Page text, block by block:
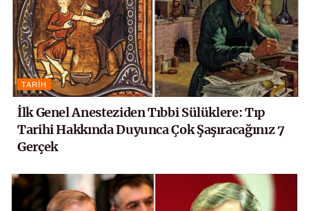
TARIH
İlk Genel Anesteziden Tıbbi Sülüklere: Tıp
Tarihi Hakkında Duyunca Çok Şaşıracağınız 7
Gerçek